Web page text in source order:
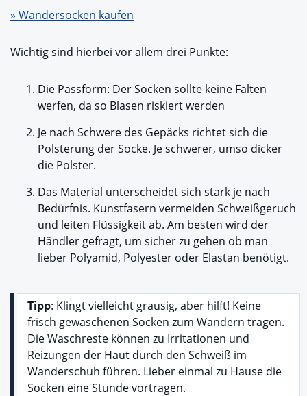
» Wandersocken kaufen
Wichtig sind hierbei vor allem drei Punkte:
Die Passform: Der Socken sollte keine Falten
werfen, da so Blasen riskiert werden
Je nach Schwere des Gepäcks richtet sich die
Polsterung der Socke. Je schwerer, umso dicker
die Polster.
Das Material unterscheidet sich stark je nach
Bedürfnis. Kunstfasern vermeiden Schweißgeruch
und leiten Flüssigkeit ab. Am besten wird der
Händler gefragt, um sicher zu gehen ob man
lieber Polyamid, Polyester oder Elastan benötigt.
Tipp: Klingt vielleicht grausig, aber hilft! Keine
frisch gewaschenen Socken zum Wandern tragen.
Die Waschreste können zu Irritationen und
Reizungen der Haut durch den Schweiß im
Wanderschuh führen. Lieber einmal zu Hause die
Socken eine Stunde vortragen.